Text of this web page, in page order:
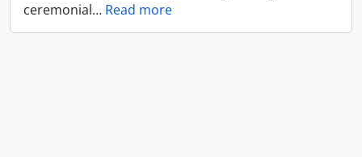
ceremonial… Read more